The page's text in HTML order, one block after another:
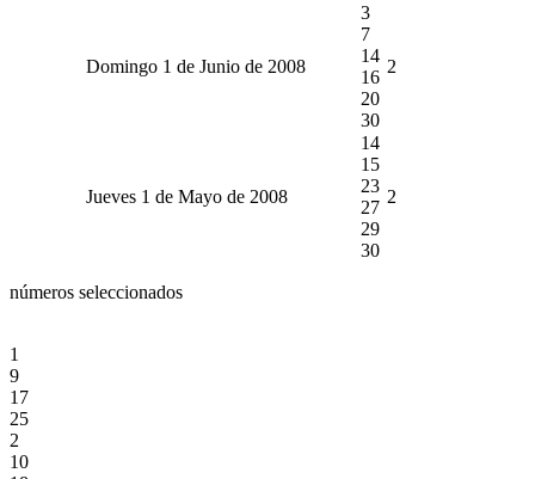
Domingo 1 de Junio de 2008
3
7
14
16
20
30
2
Jueves 1 de Mayo de 2008
14
15
23
27
29
30
2
números seleccionados
1
9
17
25
2
10